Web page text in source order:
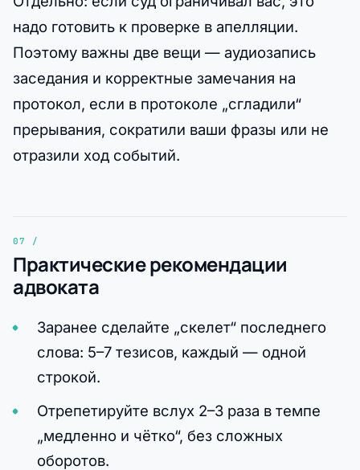
надо готовить к проверке в апелляции.
Поэтому важны две вещи — аудиозапись
заседания и корректные замечания на
протокол, если в протоколе „сгладили“
прерывания, сократили ваши фразы или не
отразили ход событий.
Практические рекомендации
адвоката
Заранее сделайте „скелет“ последнего
слова: 5–7 тезисов, каждый — одной
строкой.
Отрепетируйте вслух 2–3 раза в темпе
„медленно и чётко“, без сложных
оборотов.